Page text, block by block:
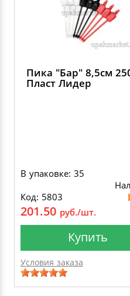
ПАКЕТЫ
ПАКЕТЫ
ПЛАСТИКОВЫЕ И
КУРЬЕРСКИЕ И
ДЕКОРАТИВНЫЕ
УПАКОВКА ДЛЯ
УПАКОВКА ДЛЯ
ВАТНО-
САЛФЕТКИ,
САЛФЕТКИ
ИЗОЛЕНТЫ
СКЛАДСКАЯ
СТИРАЛЬНЫЕ
КОНДИЦИОНЕРЫ
СРЕДСТВА ДЛЯ
СИНЕРГЕТИК
АВТОХИМИЯ
Пика "Бар" 8,5см
Пласт Лидер
В упаковке: 35
Код: 5803
201.50 руб./шт.
Купить
Условия заказа